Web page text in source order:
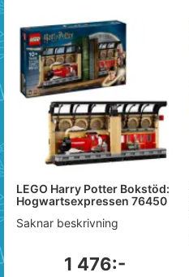
LEGO Harry Potter Bokstöd:
Hogwartsexpressen 76450
Saknar beskrivning
1 476:-